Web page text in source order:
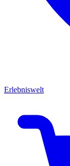
Erlebniswelt